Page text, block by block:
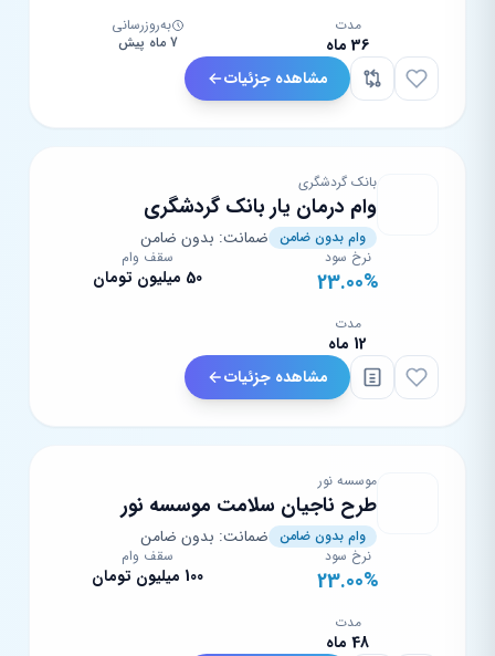
مدت
36 ماه
به‌روزرسانی
7 ماه پیش
مشاهده جزئیات
بانک گردشگری
وام درمان یار بانک گردشگری
وام بدون ضامن ضمانت: بدون ضامن
نرخ سود
23.00%
سقف وام
50 میلیون تومان
مدت
12 ماه
مشاهده جزئیات
موسسه نور
طرح ناجیان سلامت موسسه نور
وام بدون ضامن ضمانت: بدون ضامن
نرخ سود
23.00%
سقف وام
100 میلیون تومان
مدت
48 ماه